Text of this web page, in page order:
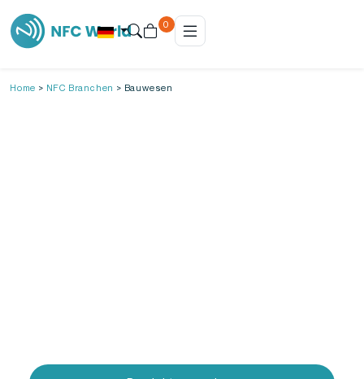
0
Home > NFC Branchen > Bauwesen